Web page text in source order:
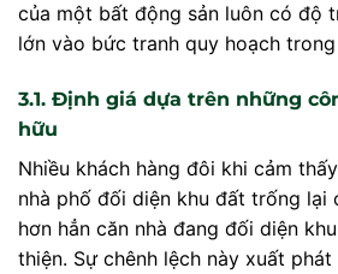
của một bất động sản luôn có độ
lớn vào bức tranh quy hoạch
3.1. Định giá dựa trên những
hữu
Nhiều khách hàng đôi khi cảm
nhà phố đối diện khu đất trống lại
hơn hẳn căn nhà đang đối diện
thiện. Sự chênh lệch này xuất